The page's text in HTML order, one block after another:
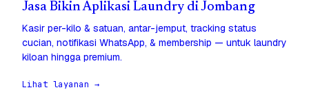
Jasa Bikin Aplikasi Laundry di Jombang
Kasir per-kilo & satuan, antar-jemput, tracking status
cucian, notifikasi WhatsApp, & membership — untuk laundry
kiloan hingga premium.
Lihat layanan →